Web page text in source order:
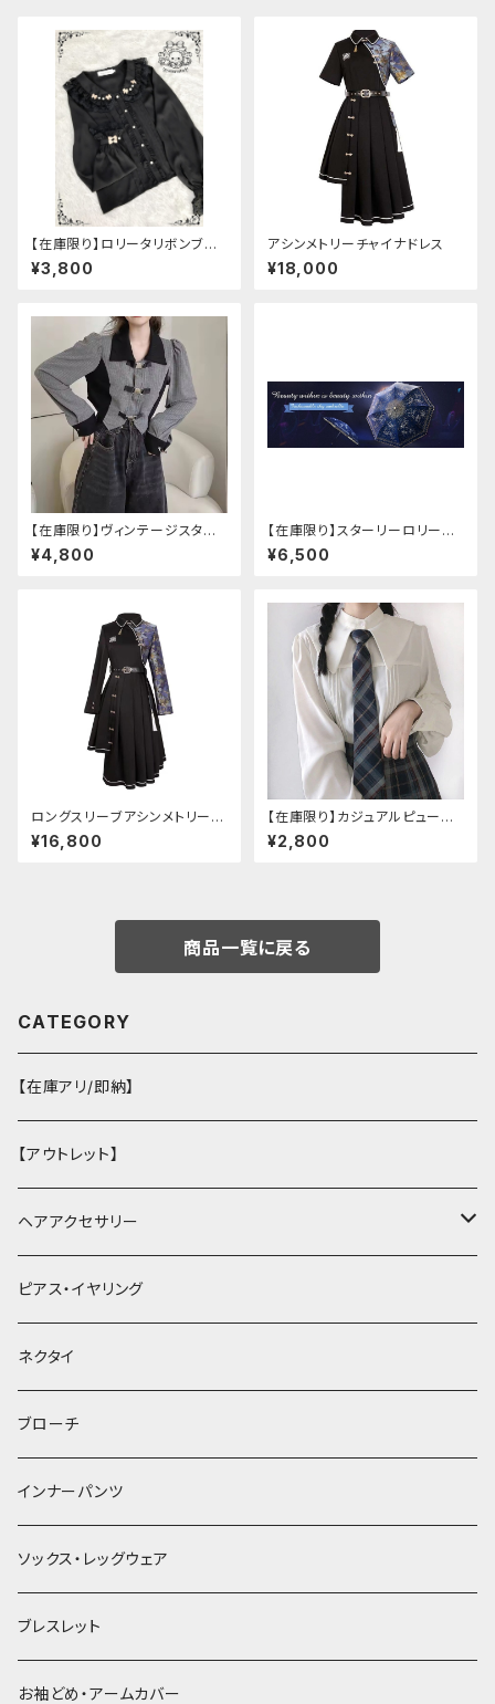
【在庫限り】ロリータリボンブラ
ウス：フリーサイズ
¥3,800
アシンメトリーチャイナドレス
¥18,000
【在庫限り】ヴィンテージスタイ
ルバックルベルトシャツ
¥4,800
【在庫限り】スターリーロリータ
アンブレラ
¥6,500
ロングスリーブアシンメトリーチ
ャイナドレス
¥16,800
【在庫限り】カジュアルピューリ
タンカラープレッピーブラウス
¥2,800
商品一覧に戻る
CATEGORY
【在庫アリ/即納】
【アウトレット】
ヘアアクセサリー
ヘアクリップ
ヘッドドレス・カチューシャ
ヘアゴム
簪
ピアス・イヤリング
ネクタイ
ブローチ
インナーパンツ
ソックス・レッグウェア
ブレスレット
お袖どめ・アームカバー